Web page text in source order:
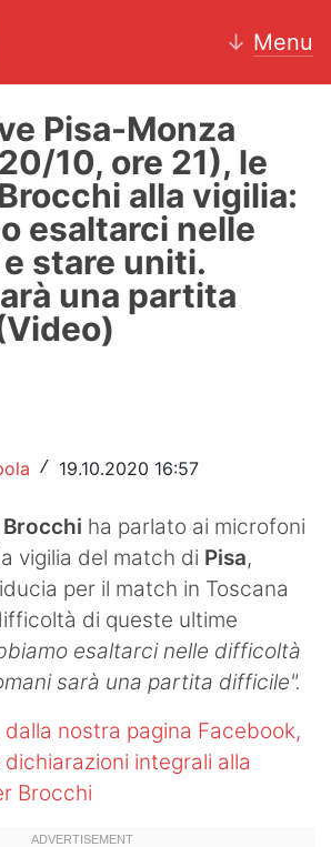
↓ Menu
Pisa-Monza
10, ore 21), le
alla vigilia:
esaltarci nelle
stare uniti.
una partita
/ 19.10.2020 16:57
ha parlato ai microfoni
vigilia del match di Pisa,
per il match in Toscana
di queste ultime
esaltarci nelle difficoltà
sarà una partita difficile".
nostra pagina Facebook,
dichiarazioni integrali alla
Brocchi